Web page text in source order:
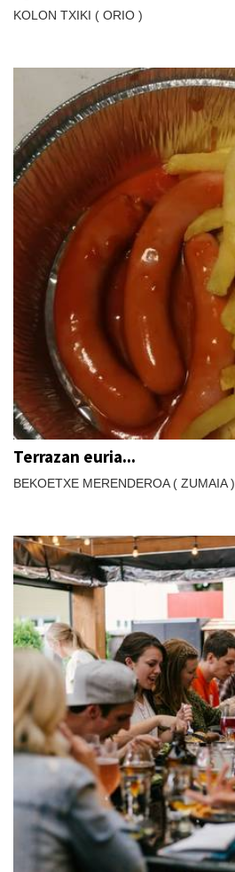
KOLON TXIKI ( ORIO )
Terrazan euria...
BEKOETXE MERENDEROA ( ZUMAIA )